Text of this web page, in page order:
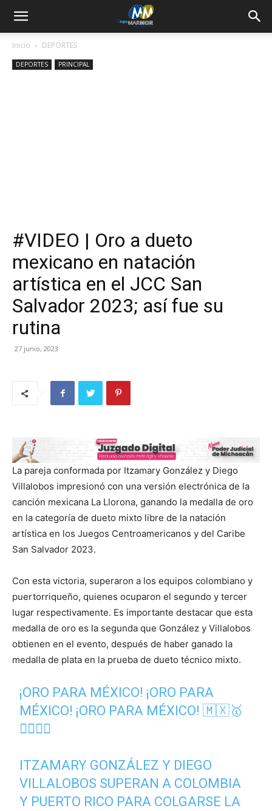
Inicio DEPORTES
DEPORTES PRINCIPAL
#VIDEO | Oro a dueto
mexicano en natación
artística en el JCC San
Salvador 2023; así fue su
rutina
27 junio, 2023
La pareja conformada por Itzamary González y Diego
Villalobos impresionó con una versión electrónica de la
canción mexicana La Llorona, ganando la medalla de oro
en la categoría de dueto mixto libre de la natación
artística en los Juegos Centroamericanos y del Caribe
San Salvador 2023.
Con esta victoria, superaron a los equipos colombiano y
puertorriqueño, quienes ocuparon el segundo y tercer
lugar respectivamente. Es importante destacar que esta
medalla de oro es la segunda que González y Villalobos
obtienen en el evento, después de haber ganado la
medalla de plata en la prueba de dueto técnico mixto.
¡ORO PARA MÉXICO! ¡ORO PARA
MÉXICO! ¡ORO PARA MÉXICO! 🇲🇽🥇
🏊‍♀️🏊‍♂️
ITZAMARY GONZÁLEZ Y DIEGO
VILLALOBOS SUPERAN A COLOMBIA
Y PUERTO RICO PARA COLGARSE LA